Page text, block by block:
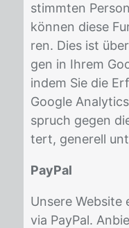
stimm­ten
kön­nen die­se
ren. Dies ist
gen in Ih­rem
in­dem Sie die
Goog­le
spruch ge­gen
tert, ge­ne­rell
PayPal
Un­se­re Web­site
via Pay­Pal.